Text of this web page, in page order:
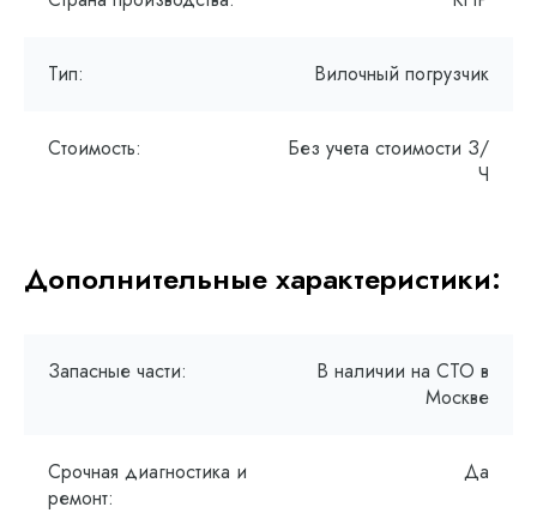
Тип: Вилочный погрузчик
Стоимость:
Без учета стоимости З/
Ч
Дополнительные характеристики:
Запасные части:
В наличии на СТО в
Москве
Срочная диагностика и
ремонт:
Да